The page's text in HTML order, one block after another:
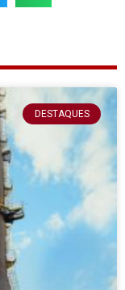
DESTAQUES